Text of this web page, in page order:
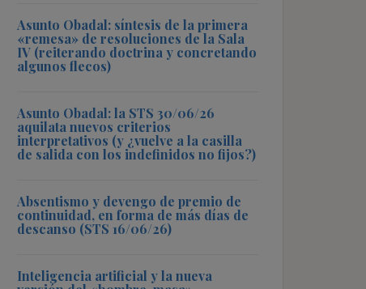
Asunto Obadal: síntesis de la primera
«remesa» de resoluciones de la Sala
IV (reiterando doctrina y concretando
algunos flecos)
Asunto Obadal: la STS 30/06/26
aquilata nuevos criterios
interpretativos (y ¿vuelve a la casilla
de salida con los indefinidos no fijos?)
Absentismo y devengo de premio de
continuidad, en forma de más días de
descanso (STS 16/06/26)
Inteligencia artificial y la nueva